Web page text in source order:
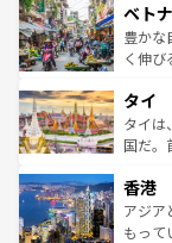
参照し
容にも
照して
き、地
できる
まで、
リティ
覧を参
ベト
豊かな
く伸び
急速な
ーチミ
醸し出
とつ。
ひ現地
が旅行
タイ
タイは
国だ。
の活気
帯で自
いビー
香港
アジア
もって